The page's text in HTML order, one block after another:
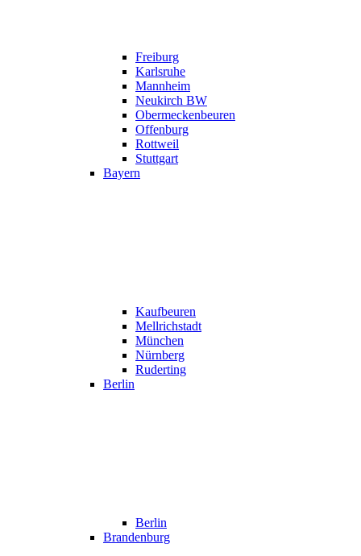
Freiburg
Karlsruhe
Mannheim
Neukirch BW
Obermeckenbeuren
Offenburg
Rottweil
Stuttgart
Bayern
Kaufbeuren
Mellrichstadt
München
Nürnberg
Ruderting
Berlin
Berlin
Brandenburg